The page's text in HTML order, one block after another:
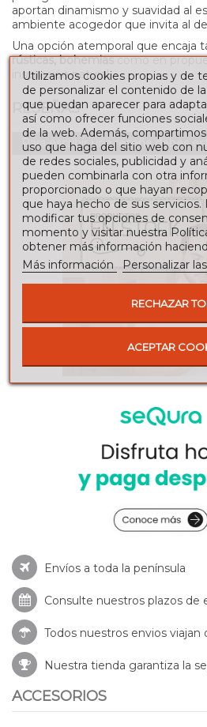
aportan dinamismo y suavidad al
ambiente acogedor que invita al
Una opción atemporal que encaja
rústicas, bohemiascomo en
inspiración natural.
RESEÑAS
Para escribir una reseña debes
Envíos a toda la península
Consulte nuestros plazos de
Todos nuestros envios viajan
Nuestra tienda garantiza la
ACCESORIOS
Utilizamos cookies propias y de
de personalizar el contenido de
que puedan aparecer para
así como ofrecer funciones
de la web. Además,
uso que haga del sitio web con
de redes sociales, publicidad y
pueden combinarla con otra
proporcionado o que hayan
que haya hecho de sus
modificar tus opciones de
momento y visitar nuestra
obtener más información
Más información
Personalizar
RECHAZAR
ACEPTAR